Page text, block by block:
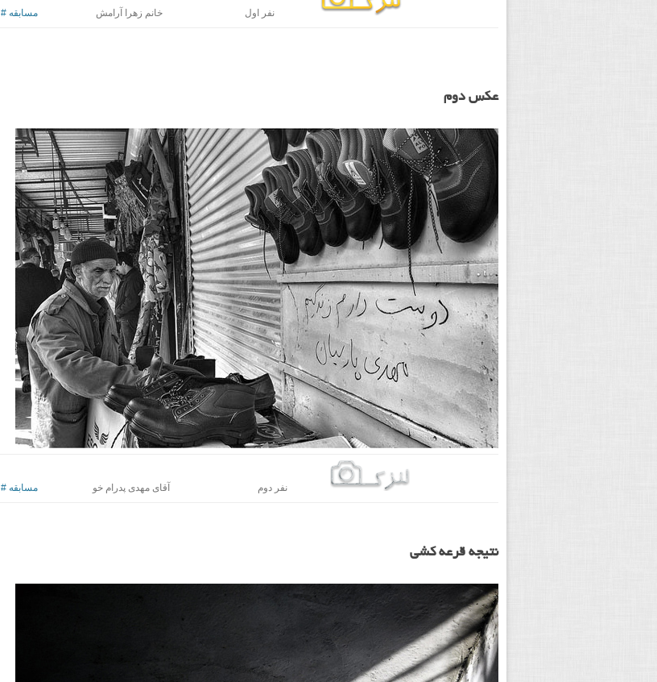
نفر اول خانم زهرا آرامش مسابقه #۱
عکس دوم
نفر دوم آقای مهدی پدرام خو مسابقه #۱
نتیجه قرعه کشی